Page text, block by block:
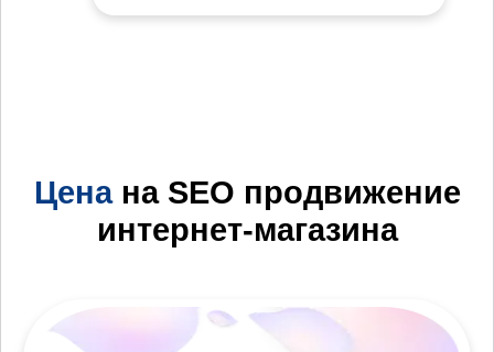
Ценана SEO продвижение
интернет-магазина